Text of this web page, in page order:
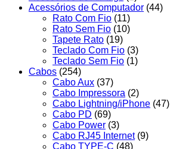
Acessórios de Computador (44)
Rato Com Fio (11)
Rato Sem Fio (10)
Tapete Rato (19)
Teclado Com Fio (3)
Teclado Sem Fio (1)
Cabos (254)
Cabo Aux (37)
Cabo Impressora (2)
Cabo Lightning/iPhone (47)
Cabo PD (69)
Cabo Power (3)
Cabo RJ45 Internet (9)
Cabo TYPE-C (48)